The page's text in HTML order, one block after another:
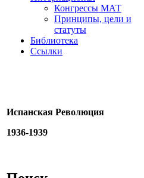
Конгрессы МАТ
Принципы, цели и
статуты
Библиотека
Ссылки
Испанская Революция
1936-1939